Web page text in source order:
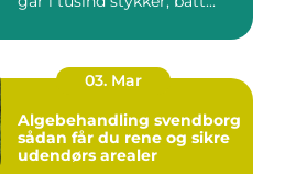
03. Mar
Algebehandling svendborg
sådan får du rene og sikre
udendørs arealer